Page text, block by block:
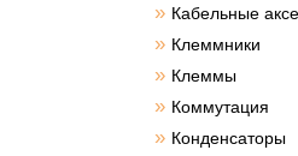
» Кабельные
» Клеммники
» Клеммы
» Коммутация
» Конденсаторы